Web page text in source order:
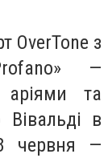
OverTone з
—
та
в
червня —